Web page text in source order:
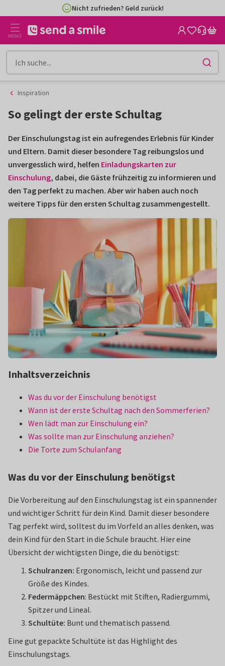
Inhalt
gehen
Filter
Nicht zufrieden? Geld zurück!
MENÜ
Inspiration
So gelingt der erste Schultag
Der Einschulungstag ist ein aufregendes Erlebnis für Kinder
und Eltern. Damit dieser besondere Tag reibungslos und
unvergesslich wird, helfen Einladungskarten zur
Einschulung, dabei, die Gäste frühzeitig zu informieren und
den Tag perfekt zu machen. Aber wir haben auch noch
weitere Tipps für den ersten Schultag zusammengestellt.
Inhaltsverzeichnis
Was du vor der Einschulung benötigst
Wann ist der erste Schultag nach den Sommerferien?
Wen lädt man zur Einschulung ein?
Was sollte man zur Einschulung anziehen?
Die Torte zum Schulanfang
Was du vor der Einschulung benötigst
Die Vorbereitung auf den Einschulungstag ist ein spannender
und wichtiger Schritt für dein Kind. Damit dieser besondere
Tag perfekt wird, solltest du im Vorfeld an alles denken, was
dein Kind für den Start in die Schule braucht. Hier eine
Übersicht der wichtigsten Dinge, die du benötigst:
Schulranzen: Ergonomisch, leicht und passend zur
Größe des Kindes.
Federmäppchen: Bestückt mit Stiften, Radiergummi,
Spitzer und Lineal.
Schultüte: Bunt und thematisch passend.
Eine gut gepackte Schultüte ist das Highlight des
Einschulungstags.